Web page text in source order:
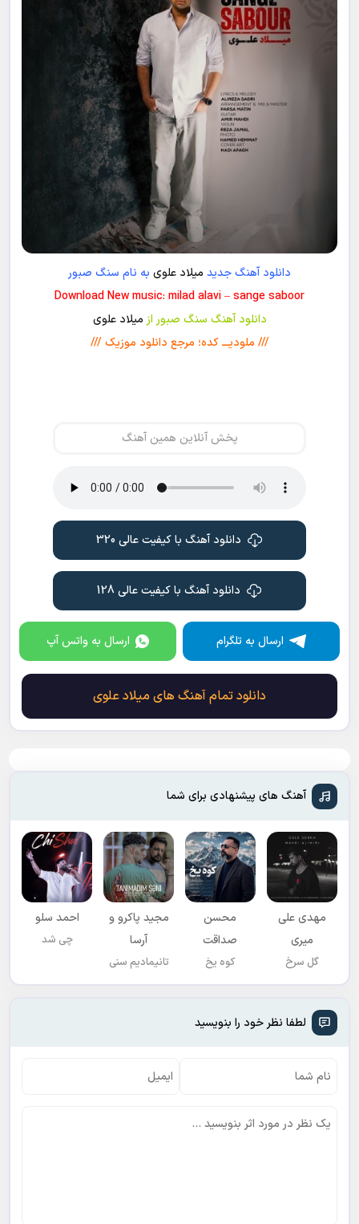
دانلود آهنگ جدید میلاد علوی به نام سنگ صبور
Download New music: milad alavi – sange saboor
دانلود آهنگ سنگ صبور از میلاد علوی
/// ملودیـــ کده؛ مرجع دانلود موزیک ///
پخش آنلاین همین آهنگ
دانلود آهنگ با کیفیت عالی 320
دانلود آهنگ با کیفیت عالی 128
ارسال به تلگرام ارسال به واتس آپ
دانلود تمام آهنگ های میلاد علوی
آهنگ های پیشنهادی برای شما
مهدی علی
میری
گل سرخ
محسن
صداقت
کوه یخ
مجید پاکرو و
آرسا
تانیمادیم سنی
احمد سلو
چی شد
لطفا نظر خود را بنویسید